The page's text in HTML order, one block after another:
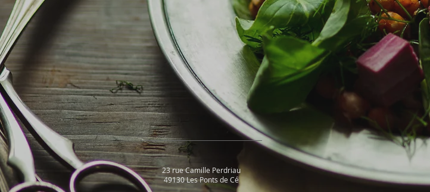
23 rue Camille Perdriau
49130 Les Ponts de Cé